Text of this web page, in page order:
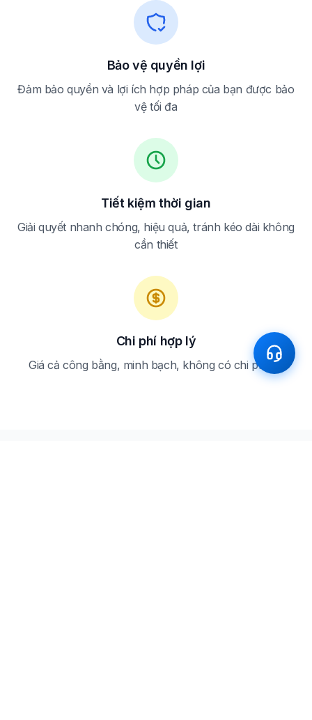
Bảo vệ quyền lợi
Đảm bảo quyền và lợi ích hợp pháp của bạn được bảo
vệ tối đa
Tiết kiệm thời gian
Giải quyết nhanh chóng, hiệu quả, tránh kéo dài không
cần thiết
Chi phí hợp lý
Giá cả công bằng, minh bạch, không có chi phí ẩn